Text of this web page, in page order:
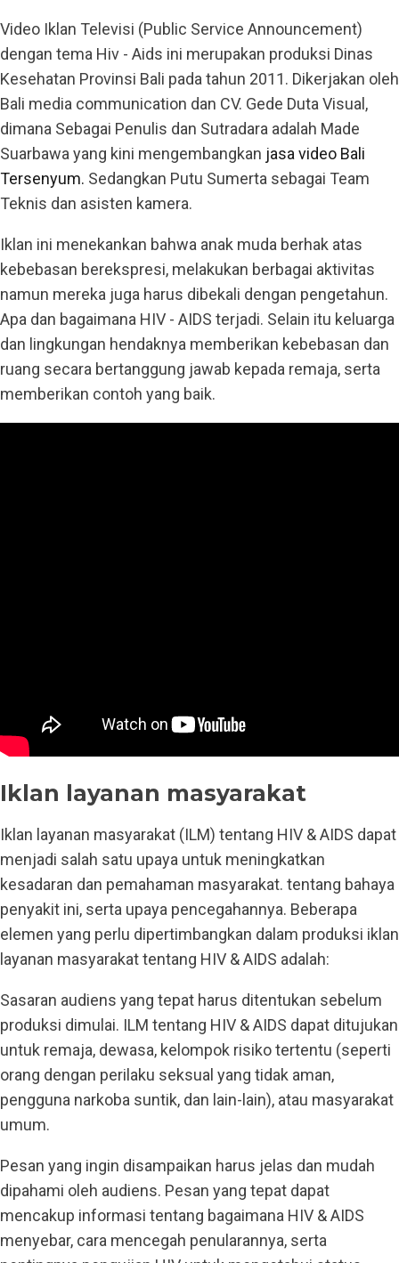
Video Iklan Televisi (Public Service Announcement)
dengan tema Hiv - Aids ini merupakan produksi Dinas
Kesehatan Provinsi Bali pada tahun 2011. Dikerjakan oleh
Bali media communication dan CV. Gede Duta Visual,
dimana Sebagai Penulis dan Sutradara adalah Made
Suarbawa yang kini mengembangkan jasa video Bali
Tersenyum. Sedangkan Putu Sumerta sebagai Team
Teknis dan asisten kamera.
Iklan ini menekankan bahwa anak muda berhak atas
kebebasan berekspresi, melakukan berbagai aktivitas
namun mereka juga harus dibekali dengan pengetahun.
Apa dan bagaimana HIV - AIDS terjadi. Selain itu keluarga
dan lingkungan hendaknya memberikan kebebasan dan
ruang secara bertanggung jawab kepada remaja, serta
memberikan contoh yang baik.
Iklan layanan masyarakat
Iklan layanan masyarakat (ILM) tentang HIV & AIDS dapat
menjadi salah satu upaya untuk meningkatkan
kesadaran dan pemahaman masyarakat. tentang bahaya
penyakit ini, serta upaya pencegahannya. Beberapa
elemen yang perlu dipertimbangkan dalam produksi iklan
layanan masyarakat tentang HIV & AIDS adalah:
Sasaran audiens yang tepat harus ditentukan sebelum
produksi dimulai. ILM tentang HIV & AIDS dapat ditujukan
untuk remaja, dewasa, kelompok risiko tertentu (seperti
orang dengan perilaku seksual yang tidak aman,
pengguna narkoba suntik, dan lain-lain), atau masyarakat
umum.
Pesan yang ingin disampaikan harus jelas dan mudah
dipahami oleh audiens. Pesan yang tepat dapat
mencakup informasi tentang bagaimana HIV & AIDS
menyebar, cara mencegah penularannya, serta